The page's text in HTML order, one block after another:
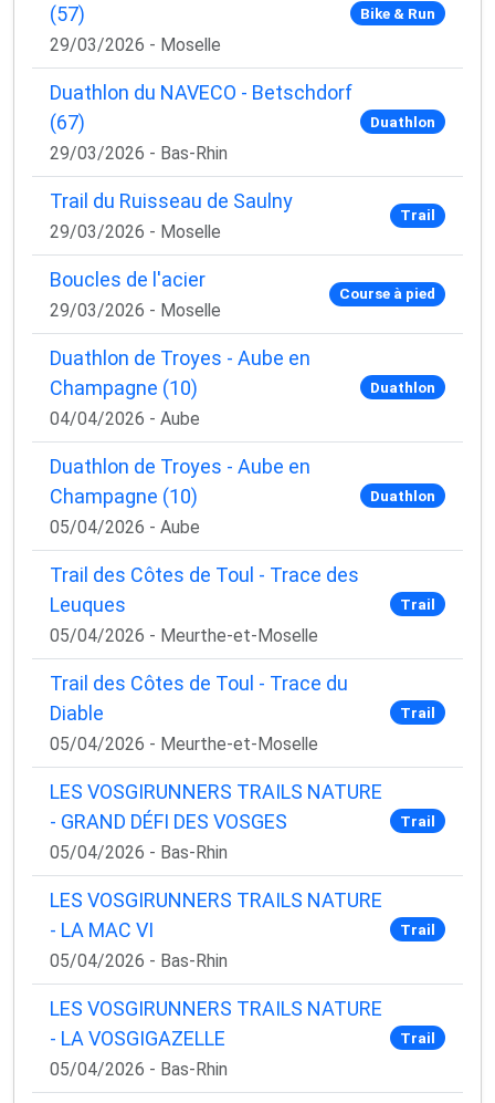
(57)
29/03/2026 - Moselle
Bike & Run
Duathlon du NAVECO - Betschdorf
(67)
29/03/2026 - Bas-Rhin
Duathlon
Trail du Ruisseau de Saulny
29/03/2026 - Moselle
Trail
Boucles de l'acier
29/03/2026 - Moselle
Course à pied
Duathlon de Troyes - Aube en
Champagne (10)
04/04/2026 - Aube
Duathlon
Duathlon de Troyes - Aube en
Champagne (10)
05/04/2026 - Aube
Duathlon
Trail des Côtes de Toul - Trace des
Leuques
05/04/2026 - Meurthe-et-Moselle
Trail
Trail des Côtes de Toul - Trace du
Diable
05/04/2026 - Meurthe-et-Moselle
Trail
LES VOSGIRUNNERS TRAILS NATURE
- GRAND DÉFI DES VOSGES
05/04/2026 - Bas-Rhin
Trail
LES VOSGIRUNNERS TRAILS NATURE
- LA MAC VI
05/04/2026 - Bas-Rhin
Trail
LES VOSGIRUNNERS TRAILS NATURE
- LA VOSGIGAZELLE
05/04/2026 - Bas-Rhin
Trail